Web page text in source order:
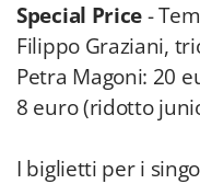
Special Price-
Filippo Graziani,
Petra Magoni: 20
8 euro (ridotto
I biglietti per i